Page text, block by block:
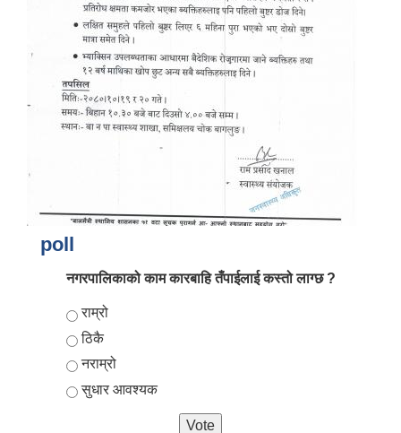
poll
नगरपालिकाको काम कारबाहि तँपाईलाई कस्तो लाग्छ ?
Choices
राम्रो
ठिकै
नराम्रो
सुधार आवश्यक